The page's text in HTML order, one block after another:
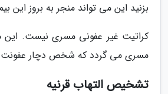
بزنید این می تواند منجر به بروز این
کراتیت غیر عفونی مسری نیست. این
مسری می گردد که شخص دچار عفونت
تشخیص التهاب قرنیه